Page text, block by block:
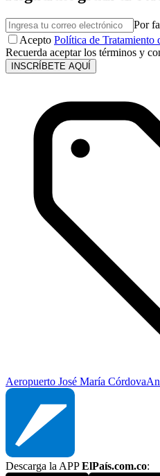
Por
Acepto Política de Tratamiento
Recuerda aceptar los términos y
INSCRÍBETE AQUÍ
Aeropuerto José María Córdova
Descarga la APPElPaís.com.co: